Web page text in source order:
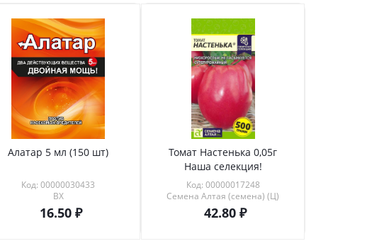
Алатар 5 мл (150 шт)
Код: 00000030433
ВХ
16.50
Томат Настенька 0,05г
Наша селекция!
Код: 00000017248
Семена Алтая (семена) (Ц)
42.80